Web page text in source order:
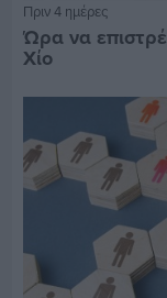
Πριν 4 ημέρες
Ώρα να
Χίο